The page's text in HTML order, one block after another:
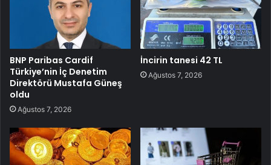
BNP Paribas Cardif
Türkiye’nin İç Denetim
Direktörü Mustafa Güneş
oldu
Ağustos 7, 2026
İncirin tanesi 42 TL
Ağustos 7, 2026